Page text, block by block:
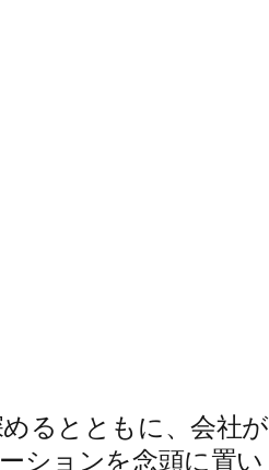
るとともに、会社が
ションを念頭に置い